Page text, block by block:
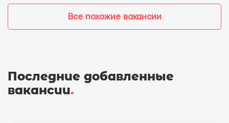
Все похожие вакансии
Последние добавленные
вакансии.